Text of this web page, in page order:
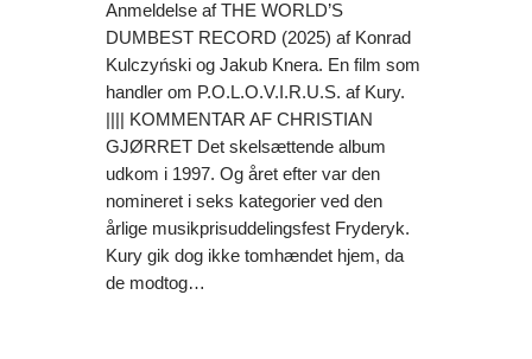
Anmeldelse af THE WORLD’S
DUMBEST RECORD (2025) af Konrad
Kulczyński og Jakub Knera. En film som
handler om P.O.L.O.V.I.R.U.S. af Kury.
|||| KOMMENTAR AF CHRISTIAN
GJØRRET Det skelsættende album
udkom i 1997. Og året efter var den
nomineret i seks kategorier ved den
årlige musikprisuddelingsfest Fryderyk.
Kury gik dog ikke tomhændet hjem, da
de modtog…